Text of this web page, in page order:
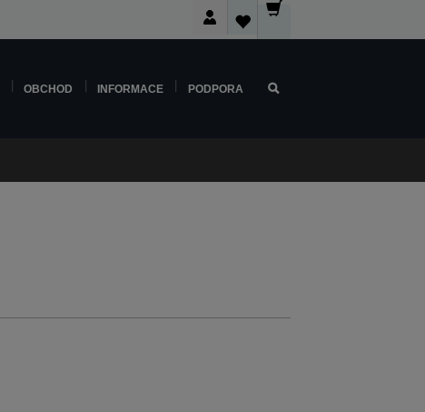
OBCHOD INFORMACE PODPORA